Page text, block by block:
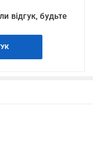
відгук, будьте